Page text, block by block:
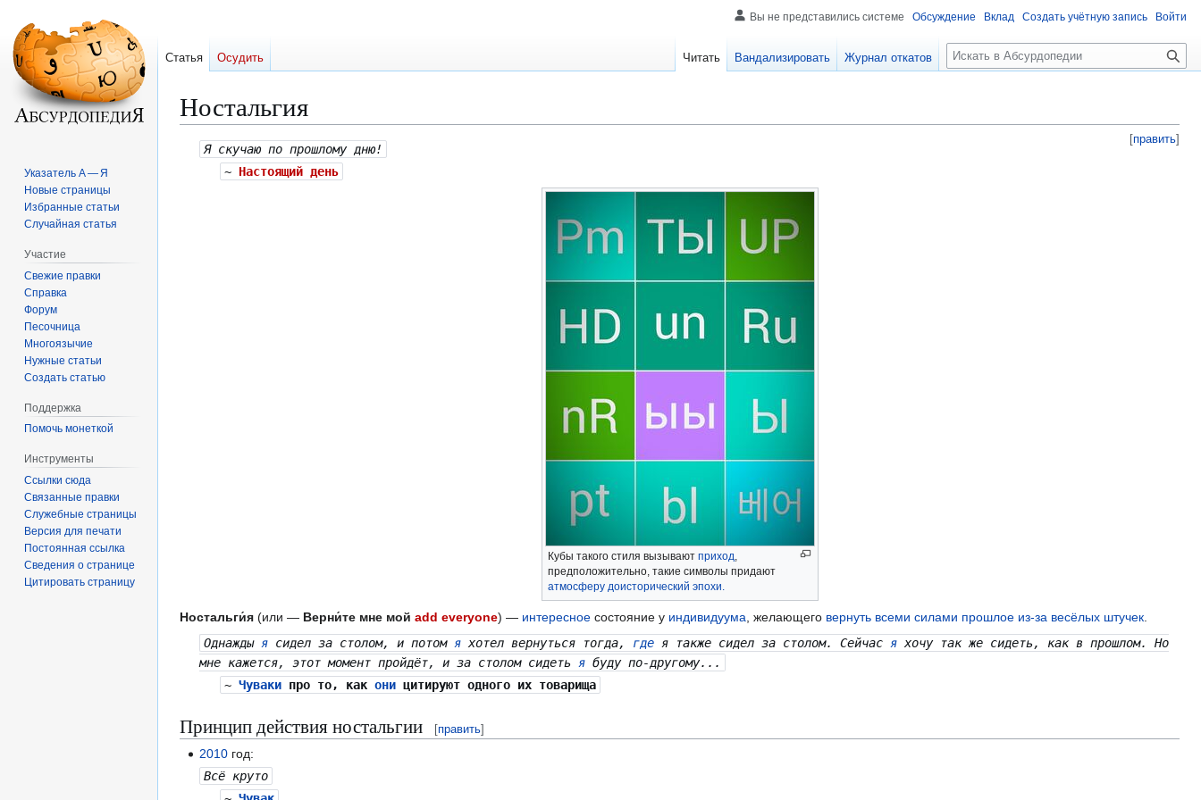
Ностальгия
[править]
Перейти
Перейти
Я скучаю по прошлому дню!
~ Настоящий день
Кубы такого стиля вызывают приход,
предположительно, такие символы придают
атмосферу доисторический эпохи.
Ностальги́я (или — Верни́те мне мой add everyone) — интересное состояние у индивидуума, желающего вернуть всеми силами прошлое из-за весёлых штучек.
Однаждыя сидел за столом, и потомя хотел вернуться тогда, где я также сидел за столом. Сейчася хочу так же сидеть, как в прошлом. Но
мне кажется, этот момент пройдёт, и за столом сидетья буду по-другому...
~ Чувакипро то, как оницитируют одного их товарища
Принцип действия ностальгии [править]
2010 год:
Всё круто
Вы не представились системе Обсуждение Вклад Создать учётную запись Войти
Статья Осудить Читать Вандализировать Журнал откатов
П
о
к
Указатель А — Я
Новые страницы
Избранные статьи
Случайная статья
Участие
Свежие правки
Справка
Форум
Песочница
Многоязычие
Нужные статьи
Создать статью
Поддержка
Помочь монеткой
Инструменты
Ссылки сюда
Связанные правки
Служебные страницы
Версия для печати
Постоянная ссылка
Сведения о странице
Цитировать страницу